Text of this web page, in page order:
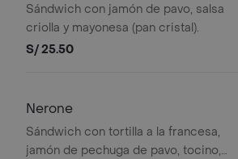
Sándwich con jamón de pavo, salsa
criolla y mayonesa (pan cristal).
S/ 25.50
Nerone
Sándwich con tortilla a la francesa,
jamón de pechuga de pavo, tocino,